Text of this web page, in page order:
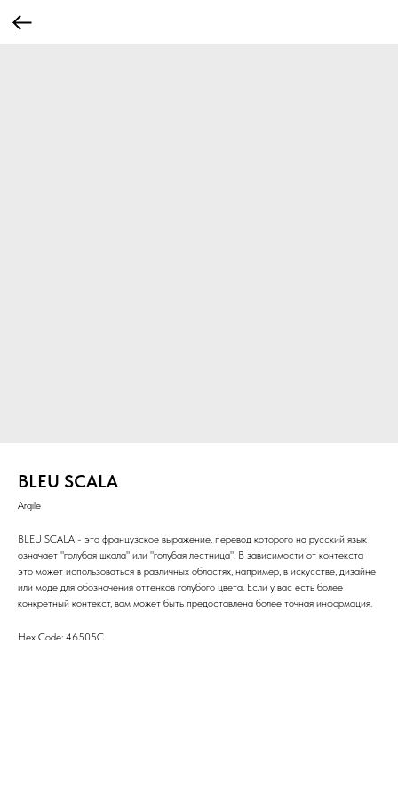
BLEU SCALA
Argile
BLEU SCALA - это французское выражение, перевод которого на русский язык
означает "голубая шкала" или "голубая лестница". В зависимости от контекста
это может использоваться в различных областях, например, в искусстве, дизайне
или моде для обозначения оттенков голубого цвета. Если у вас есть более
конкретный контекст, вам может быть предоставлена более точная информация.
Hex Code: 46505C